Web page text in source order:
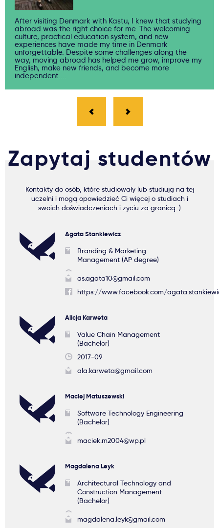
After visiting Denmark with Kastu, I knew that studying
abroad was the right choice for me. The welcoming
culture, practical education system, and new
experiences have made my time in Denmark
unforgettable. Despite some challenges along the
way, moving abroad has helped me grow, improve my
English, make new friends, and become more
independent....
Zapytaj studentów
Kontakty do osób, które studiowały lub studiują na tej
uczelni i mogą opowiedzieć Ci więcej o studiach i
swoich doświadczeniach i życiu za granicą :)
Agata Stankiewicz
Branding & Marketing
Management (AP degree)
as.agata10@gmail.com
https://www.facebook.com/
Alicja Karweta
Value Chain Management
(Bachelor)
2017-09
ala.karweta@gmail.com
Maciej Matuszewski
Software Technology Engineering
(Bachelor)
maciek.m2004@wp.pl
Magdalena Leyk
Architectural Technology and
Construction Management
(Bachelor)
magdalena.leyk@gmail.com